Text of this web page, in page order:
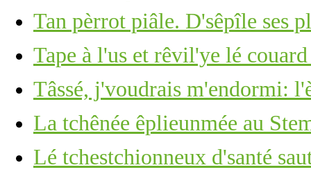
Tan pèrrot piâle. D'sêpîle ses
Tape à l'us et rêvil'ye lé
Tâssé, j'voudrais m'endormi:
La tchênée êplieunmée au
Lé tchestchionneux d'santé